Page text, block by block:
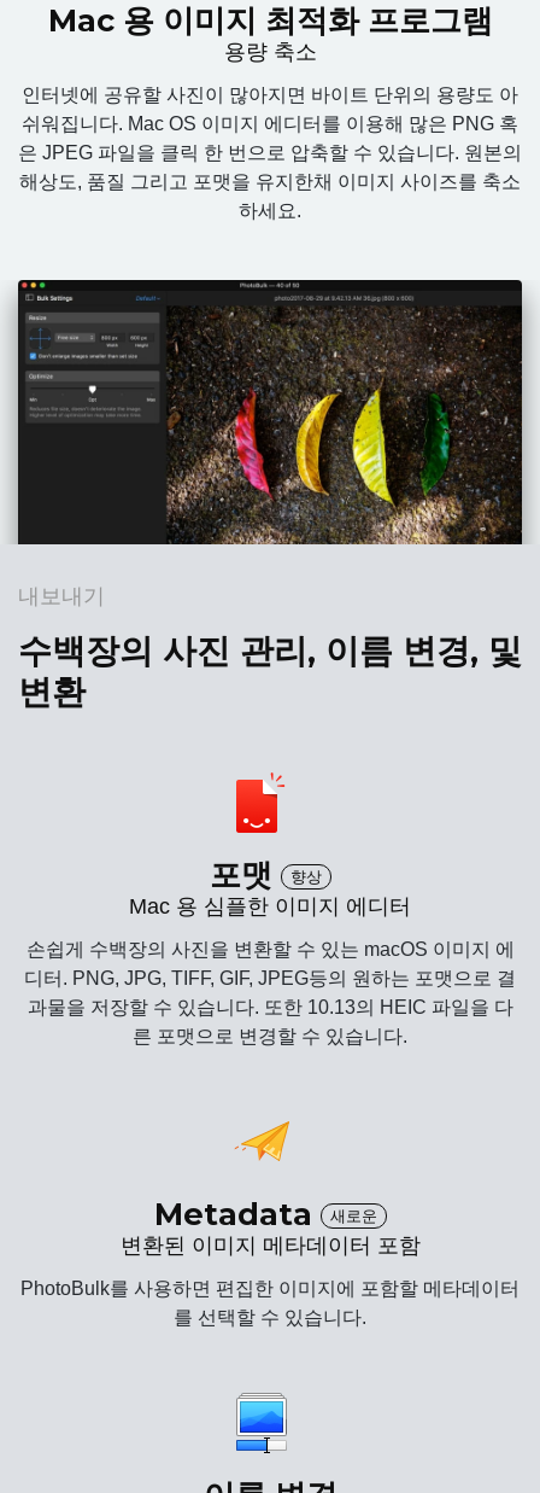
Mac 용 이미지 최적화 프로그램
용량 축소
인터넷에 공유할 사진이 많아지면 바이트 단위의 용량도 아
쉬워집니다. Mac OS 이미지 에디터를 이용해 많은 PNG 혹
은 JPEG 파일을 클릭 한 번으로 압축할 수 있습니다. 원본의
해상도, 품질 그리고 포맷을 유지한채 이미지 사이즈를 축소
하세요.
내보내기
수백장의 사진 관리, 이름 변경, 및
변환
포맷 향상
Mac 용 심플한 이미지 에디터
손쉽게 수백장의 사진을 변환할 수 있는 macOS 이미지 에
디터. PNG, JPG, TIFF, GIF, JPEG등의 원하는 포맷으로 결
과물을 저장할 수 있습니다. 또한 10.13의 HEIC 파일을 다
른 포맷으로 변경할 수 있습니다.
Metadata 새로운
변환된 이미지 메타데이터 포함
PhotoBulk를 사용하면 편집한 이미지에 포함할 메타데이터
를 선택할 수 있습니다.